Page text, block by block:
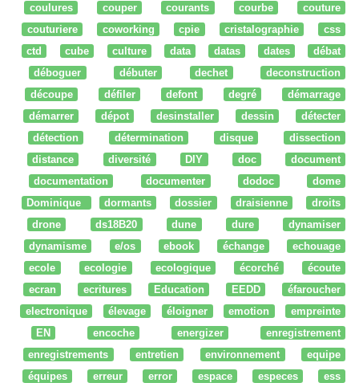
coulures
couper courants courbe
couture
couturiere
coworking cpie cristalographie
css
ctd
cube culture data datas dates
débat
déboguer
débuter dechet
deconstruction
découpe
défiler defont degré
démarrage
démarrer
dépot desinstaller dessin
détecter
détection
détermination disque
dissection
distance
diversité DIY doc
document
documentation
documenter dodoc
dome
Dominique
dormants dossier draisienne
droits
drone
ds18B20 dune dure
dynamiser
dynamisme
e/os ebook échange
echouage
ecole
ecologie ecologique écorché
écoute
ecran
ecritures Education EEDD
éfaroucher
electronique
élevage éloigner emotion
empreinte
EN
encoche energizer
enregistrement
enregistrements
entretien environnement
equipe
équipes
erreur error espace especes
ess